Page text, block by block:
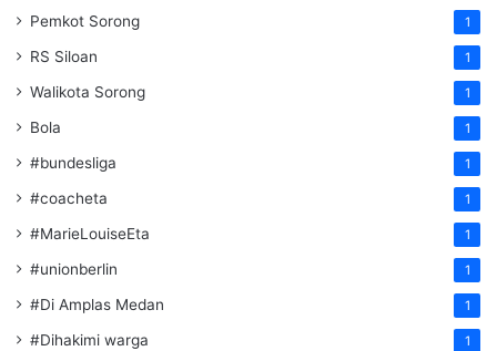
Pemkot Sorong 1
RS Siloan 1
Walikota Sorong 1
Bola 1
#bundesliga 1
#coacheta 1
#MarieLouiseEta 1
#unionberlin 1
#Di Amplas Medan 1
#Dihakimi warga 1